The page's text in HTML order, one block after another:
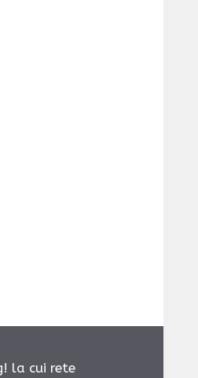
la cui rete